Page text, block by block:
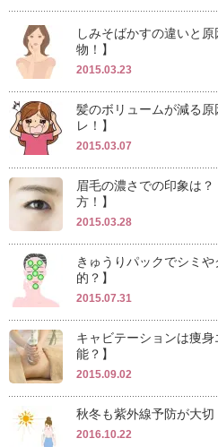
しみそばかすの違いと
物！】
2015.03.23
髪のボリュームが減る
レ！】
2015.03.07
眉毛の濃さでの印象は
方！】
2015.03.28
きゅうりパックでシミ
的？】
2015.07.31
キャビテーションは痩
能？】
2015.09.02
秋冬も紫外線予防が大切
2016.10.22